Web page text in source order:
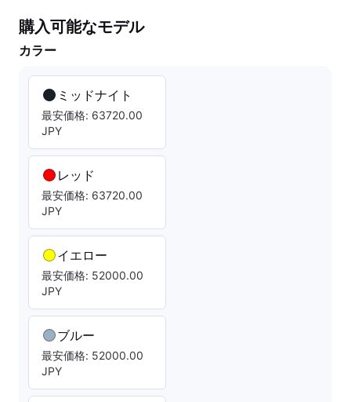
購入可能なモデル
カラー
ミッドナイト
最安価格: 63720.00
JPY
レッド
最安価格: 63720.00
JPY
イエロー
最安価格: 52000.00
JPY
ブルー
最安価格: 52000.00
JPY